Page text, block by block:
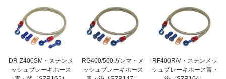
DR-Z400SM・ステンメ
ッシュブレーキホース
RG400/500ガンマ・メ
ッシュブレーキホース
RF400R/V・ステンメッ
シュブレーキホース青・